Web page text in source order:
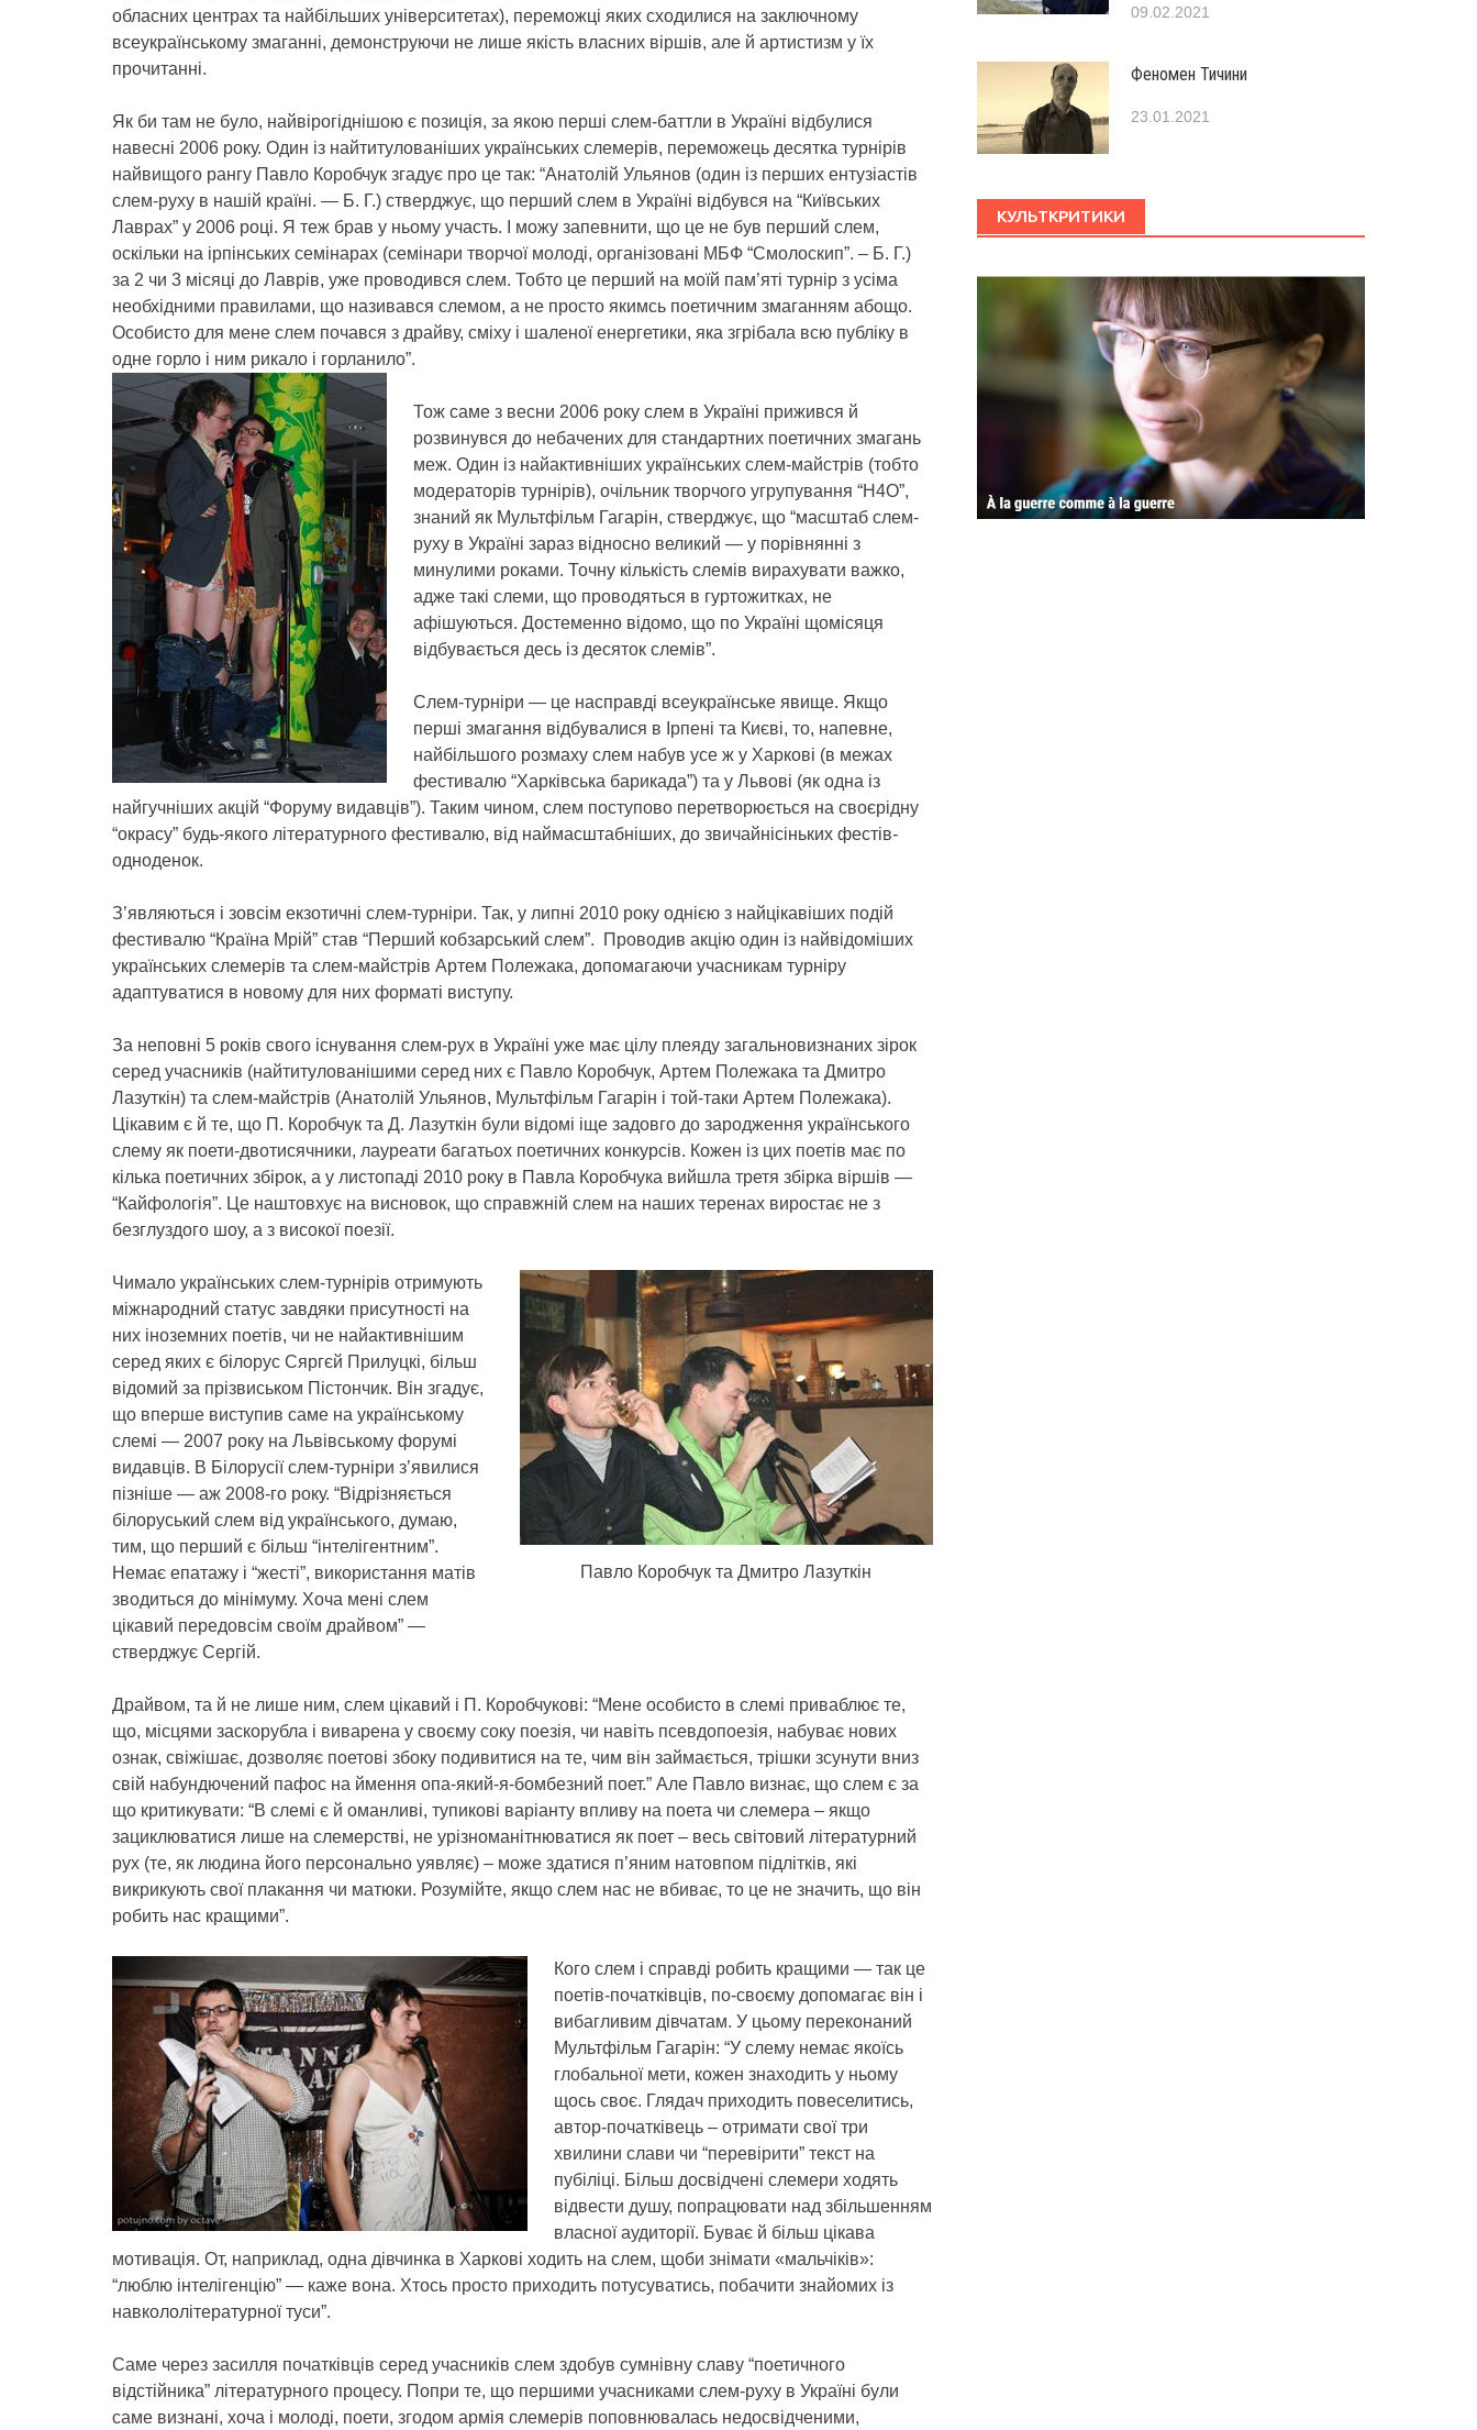
обласних центрах та найбільших університетах), переможці яких сходилися на заключному
всеукраїнському змаганні, демонструючи не лише якість власних віршів, але й артистизм у їх
прочитанні.
Як би там не було, найвірогіднішою є позиція, за якою перші слем-баттли в Україні відбулися
навесні 2006 року. Один із найтитулованіших українських слемерів, переможець десятка турнірів
найвищого рангу Павло Коробчук згадує про це так: “Анатолій Ульянов (один із перших ентузіастів
слем-руху в нашій країні. — Б. Г.) стверджує, що перший слем в Україні відбувся на “Київських
Лаврах” у 2006 році. Я теж брав у ньому участь. І можу запевнити, що це не був перший слем,
оскільки на ірпінських семінарах (семінари творчої молоді, організовані МБФ “Смолоскип”. – Б. Г.)
за 2 чи 3 місяці до Лаврів, уже проводився слем. Тобто це перший на моїй пам’яті турнір з усіма
необхідними правилами, що називався слемом, а не просто якимсь поетичним змаганням абощо.
Особисто для мене слем почався з драйву, сміху і шаленої енергетики, яка згрібала всю публіку в
одне горло і ним рикало і горланило”.
Тож саме з весни 2006 року слем в Україні прижився й
розвинувся до небачених для стандартних поетичних змагань
меж. Один із найактивніших українських слем-майстрів (тобто
модераторів турнірів), очільник творчого угрупування “Н4О”,
знаний як Мультфільм Гагарін, стверджує, що “масштаб слем-
руху в Україні зараз відносно великий — у порівнянні з
минулими роками. Точну кількість слемів вирахувати важко,
адже такі слеми, що проводяться в гуртожитках, не
афішуються. Достеменно відомо, що по Україні щомісяця
відбувається десь із десяток слемів”.
Слем-турніри — це насправді всеукраїнське явище. Якщо
перші змагання відбувалися в Ірпені та Києві, то, напевне,
найбільшого розмаху слем набув усе ж у Харкові (в межах
фестивалю “Харківська барикада”) та у Львові (як одна із
найгучніших акцій “Форуму видавців”). Таким чином, слем поступово перетворюється на своєрідну
“окрасу” будь-якого літературного фестивалю, від наймасштабніших, до звичайнісіньких фестів-
одноденок.
З’являються і зовсім екзотичні слем-турніри. Так, у липні 2010 року однією з найцікавіших подій
фестивалю “Країна Мрій” став “Перший кобзарський слем”. Проводив акцію один із найвідоміших
українських слемерів та слем-майстрів Артем Полежака, допомагаючи учасникам турніру
адаптуватися в новому для них форматі виступу.
За неповні 5 років свого існування слем-рух в Україні уже має цілу плеяду загальновизнаних зірок
серед учасників (найтитулованішими серед них є Павло Коробчук, Артем Полежака та Дмитро
Лазуткін) та слем-майстрів (Анатолій Ульянов, Мультфільм Гагарін і той-таки Артем Полежака).
Цікавим є й те, що П. Коробчук та Д. Лазуткін були відомі іще задовго до зародження українського
слему як поети-двотисячники, лауреати багатьох поетичних конкурсів. Кожен із цих поетів має по
кілька поетичних збірок, а у листопаді 2010 року в Павла Коробчука вийшла третя збірка віршів —
“Кайфологія”. Це наштовхує на висновок, що справжній слем на наших теренах виростає не з
безглуздого шоу, а з високої поезії.
Павло Коробчук та Дмитро Лазуткін
Чимало українських слем-турнірів отримують
міжнародний статус завдяки присутності на
них іноземних поетів, чи не найактивнішим
серед яких є білорус Сяргєй Прилуцкі, більш
відомий за прізвиськом Пістончик. Він згадує,
що вперше виступив саме на українському
слемі — 2007 року на Львівському форумі
видавців. В Білорусії слем-турніри з’явилися
пізніше — аж 2008-го року. “Відрізняється
білоруський слем від українського, думаю,
тим, що перший є більш “інтелігентним”.
Немає епатажу і “жесті”, використання матів
зводиться до мінімуму. Хоча мені слем
цікавий передовсім своїм драйвом” —
стверджує Сергій.
Драйвом, та й не лише ним, слем цікавий і П. Коробчукові: “Мене особисто в слемі приваблює те,
що, місцями заскорубла і виварена у своєму соку поезія, чи навіть псевдопоезія, набуває нових
ознак, свіжішає, дозволяє поетові збоку подивитися на те, чим він займається, трішки зсунути вниз
свій набундючений пафос на ймення опа-який-я-бомбезний поет.” Але Павло визнає, що слем є за
що критикувати: “В слемі є й оманливі, тупикові варіанту впливу на поета чи слемера – якщо
зациклюватися лише на слемерстві, не урізноманітнюватися як поет – весь світовий літературний
рух (те, як людина його персонально уявляє) – може здатися п’яним натовпом підлітків, які
викрикують cвої плакання чи матюки. Розумійте, якщо слем нас не вбиває, то це не значить, що він
робить нас кращими”.
Кого слем і справді робить кращими — так це
поетів-початківців, по-своєму допомагає він і
вибагливим дівчатам. У цьому переконаний
Мультфільм Гагарін: “У слему немає якоїсь
глобальної мети, кожен знаходить у ньому
щось своє. Глядач приходить повеселитись,
автор-початківець – отримати свої три
хвилини слави чи “перевірити” текст на
пубіліці. Більш досвідчені слемери ходять
відвести душу, попрацювати над збільшенням
власної аудиторії. Буває й більш цікава
мотивація. От, наприклад, одна дівчинка в Харкові ходить на слем, щоби знімати «мальчіків»:
“люблю інтелігенцію” — каже вона. Хтось просто приходить потусуватись, побачити знайомих із
навкололітературної туси”.
Саме через засилля початківців серед учасників слем здобув сумнівну славу “поетичного
відстійника” літературного процесу. Попри те, що першими учасниками слем-руху в Україні були
саме визнані, хоча і молоді, поети, згодом армія слемерів поповнювалась недосвідченими,
09.02.2021
Феномен Тичини
23.01.2021
КУЛЬТКРИТИКИ